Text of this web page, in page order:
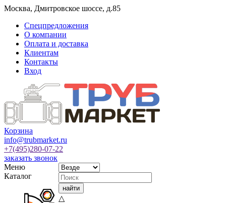
Москва, Дмитровское шоссе, д.85
Спецпредложения
О компании
Оплата и доставка
Клиентам
Контакты
Вход
Корзина
info@trubmarket.ru
+7(495)280-07-22
заказать звонок
Меню
Каталог
△